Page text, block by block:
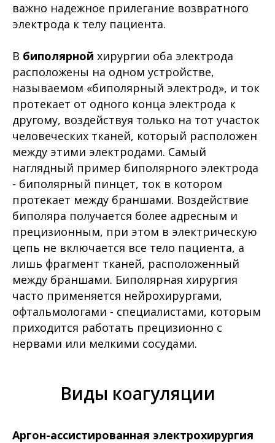
важно надежное прилегание возвратного
электрода к телу пациента.
В биполярной хирургии оба электрода
расположены на одном устройстве,
называемом «биполярный электрод», и ток
протекает от одного конца электрода к
другому, воздействуя только на тот участок
человеческих тканей, который расположен
между этими электродами. Самый
наглядный пример биполярного электрода
- биполярный пинцет, ток в котором
протекает между браншами. Воздействие
биполяра получается более адресным и
прецизионным, при этом в электрическую
цепь не включается все тело пациента, а
лишь фрагмент тканей, расположенный
между браншами. Биполярная хирургия
часто применяется нейрохирургами,
офтальмологами - специалистами, которым
приходится работать прецизионно с
нервами или мелкими сосудами.
Виды коагуляции
Аргон-ассистированная электрохирургия